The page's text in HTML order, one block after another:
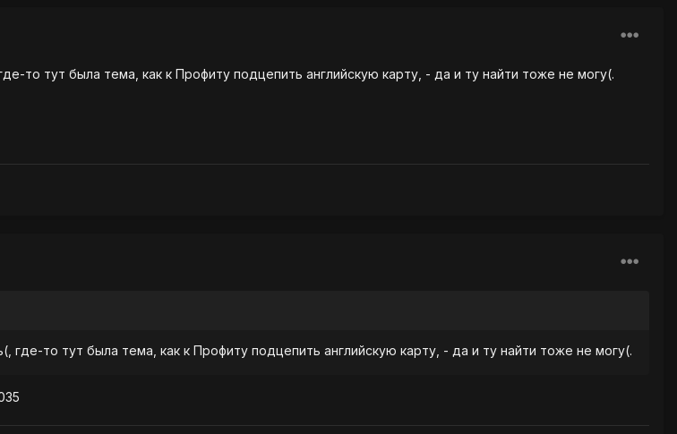
то тут была тема, как к Профиту подцепить английскую карту, - да и ту найти тоже не могу(.
где-то тут была тема, как к Профиту подцепить английскую карту, - да и ту найти тоже не могу(.